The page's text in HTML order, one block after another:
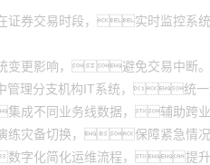
券交易时段，实时监控系
变更影响，避免交易中
理分支机构IT系统，统
成不同业务线数据，辅助跨
灾备切换，保障紧急情
字化简化运维流程，提